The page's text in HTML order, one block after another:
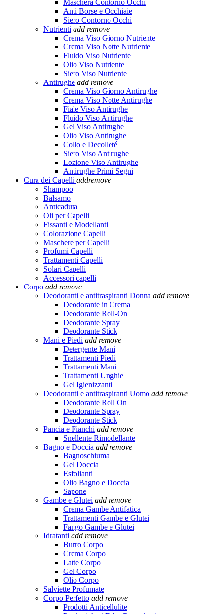
Maschera Contorno Occhi
Anti Borse e Occhiaie
Siero Contorno Occhi
Nutrienti add remove
Crema Viso Giorno Nutriente
Crema Viso Notte Nutriente
Fluido Viso Nutriente
Olio Viso Nutriente
Siero Viso Nutriente
Antirughe add remove
Crema Viso Giorno Antirughe
Crema Viso Notte Antirughe
Fiale Viso Antirughe
Fluido Viso Antirughe
Gel Viso Antirughe
Olio Viso Antirughe
Collo e Decolleté
Siero Viso Antirughe
Lozione Viso Antirughe
Antirughe Primi Segni
Cura dei Capelli addremove
Shampoo
Balsamo
Anticaduta
Oli per Capelli
Fissanti e Modellanti
Colorazione Capelli
Maschere per Capelli
Profumi Capelli
Trattamenti Capelli
Solari Capelli
Accessori capelli
Corpo add remove
Deodoranti e antitraspiranti Donna add remove
Deodorante in Crema
Deodorante Roll-On
Deodorante Spray
Deodorante Stick
Mani e Piedi add remove
Detergente Mani
Trattamenti Piedi
Trattamenti Mani
Trattamenti Unghie
Gel Igienizzanti
Deodoranti e antitraspiranti Uomo add remove
Deodorante Roll On
Deodorante Spray
Deodorante Stick
Pancia e Fianchi add remove
Snellente Rimodellante
Bagno e Doccia add remove
Bagnoschiuma
Gel Doccia
Esfolianti
Olio Bagno e Doccia
Sapone
Gambe e Glutei add remove
Crema Gambe Antifatica
Trattamenti Gambe e Glutei
Fango Gambe e Glutei
Idratanti add remove
Burro Corpo
Crema Corpo
Latte Corpo
Gel Corpo
Olio Corpo
Salviette Profumate
Corpo Perfetto add remove
Prodotti Anticellulite